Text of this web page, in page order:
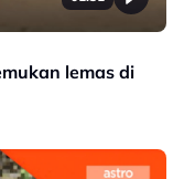
lemas di